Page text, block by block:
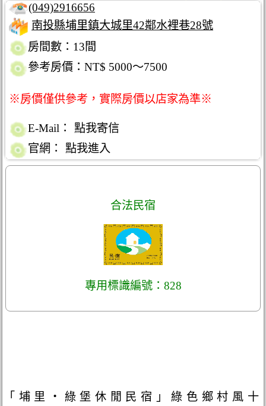
(049)2916656
南投縣埔里鎮大城里42鄰水裡巷28號
房間數：13間
參考房價：NT$ 5000～7500
※房價僅供參考，實際房價以店家為準※
E-Mail：
點我寄信
官網：
點我進入
合法民宿
專用標識編號：828
「埔里‧綠堡休閒民宿」綠色鄉村風十